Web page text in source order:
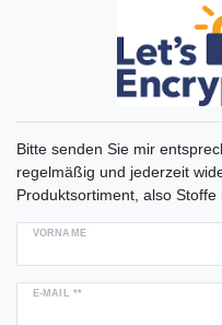
Bitte senden Sie mir
regelmäßig und jederzeit
Produktsortiment, also Stoffe
VORNAME
E-MAIL **